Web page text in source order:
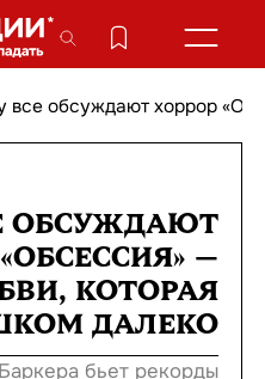
все обсуждают хоррор
ОБСУЖДАЮТ
—
КОТОРАЯ
ДАЛЕКО
бьет рекорды